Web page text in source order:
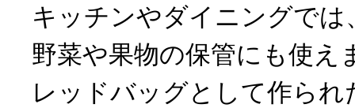
キッチンやダイニングでは
野菜や果物の保管にも使え
レッドバッグとして作ら